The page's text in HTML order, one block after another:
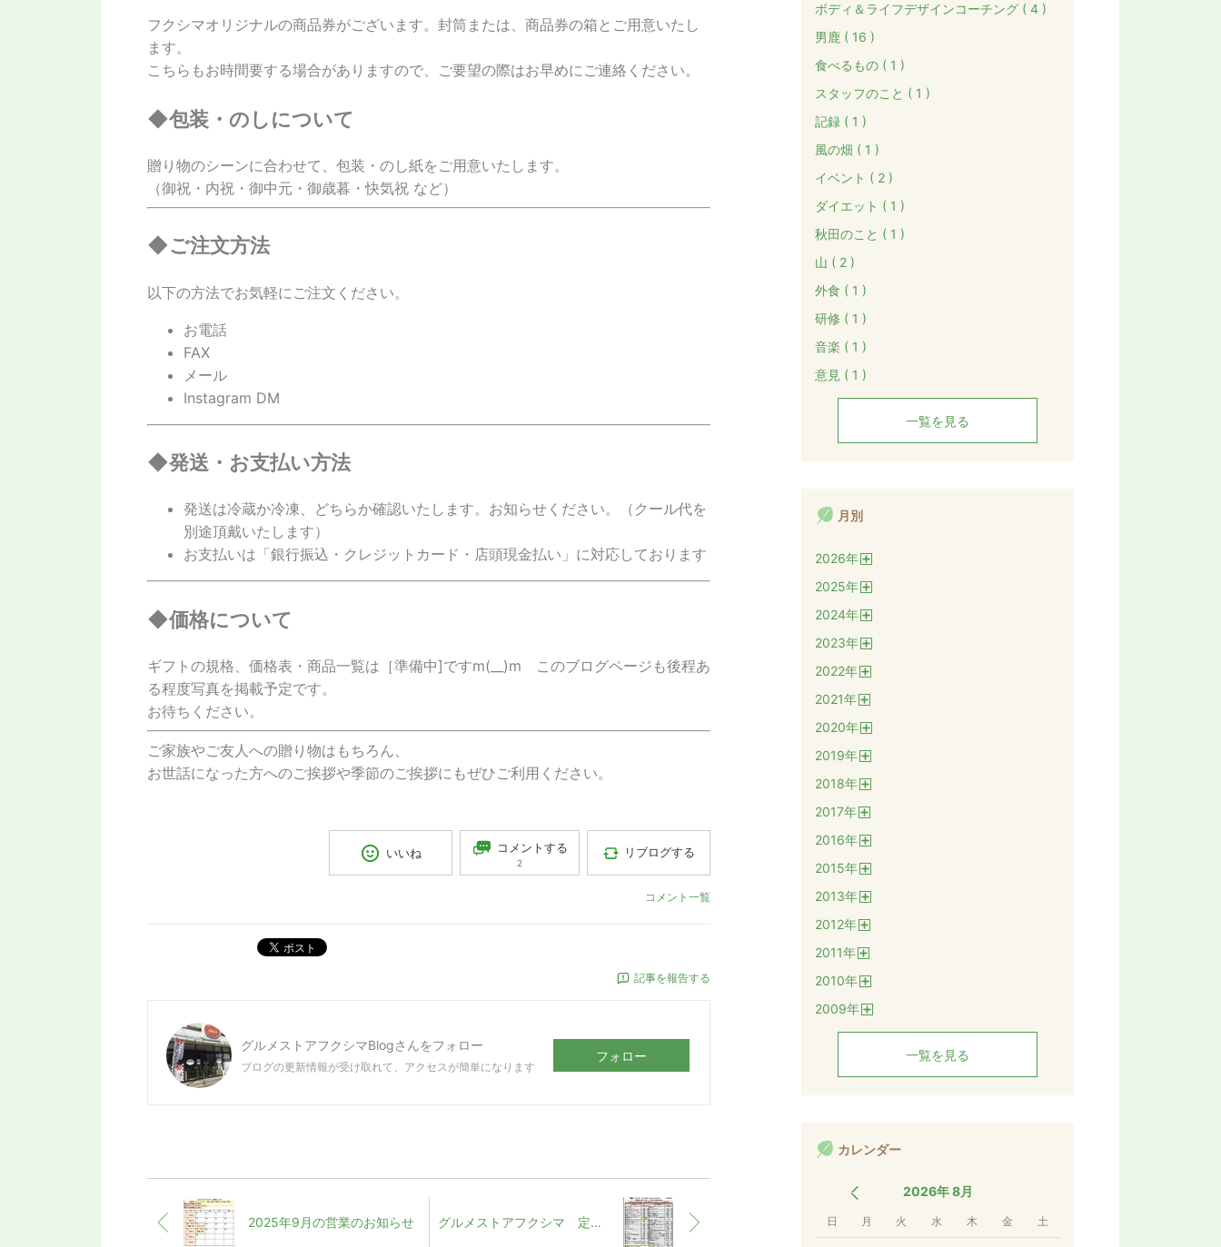
フクシマオリジナルの商品券がございます。封筒または、商品券の箱とご用意いたし
ます。
こちらもお時間要する場合がありますので、ご要望の際はお早めにご連絡ください。
◆包装・のしについて
贈り物のシーンに合わせて、包装・のし紙をご用意いたします。
（御祝・内祝・御中元・御歳暮・快気祝 など）
◆ご注文方法
以下の方法でお気軽にご注文ください。
お電話
FAX
メール
Instagram DM
◆発送・お支払い方法
発送は冷蔵か冷凍、どちらか確認いたします。お知らせください。（クール代を
別途頂戴いたします）
お支払いは「銀行振込・クレジットカード・店頭現金払い」に対応しております
◆価格について
ギフトの規格、価格表・商品一覧は［準備中]ですm(__)m このブログページも後程あ
る程度写真を掲載予定です。
お待ちください。
ご家族やご友人への贈り物はもちろん、
お世話になった方へのご挨拶や季節のご挨拶にもぜひご利用ください。
いいね コメントする
2
リブログする
コメント一覧
ポスト
記事を報告する
グルメストアフクシマBlogさんをフォロー
ブログの更新情報が受け取れて、アクセスが簡単になります
フォロー
2025年9月の営業のお知らせ グルメストアフクシマ 定番メニューです
ボディ＆ライフデザインコーチング ( 4 )
男鹿 ( 16 )
食べるもの ( 1 )
スタッフのこと ( 1 )
記録 ( 1 )
風の畑 ( 1 )
イベント ( 2 )
ダイエット ( 1 )
秋田のこと ( 1 )
山 ( 2 )
外食 ( 1 )
研修 ( 1 )
音楽 ( 1 )
意見 ( 1 )
一覧を見る
月別
2026年
2025年
2024年
2023年
2022年
2021年
2020年
2019年
2018年
2017年
2016年
2015年
2013年
2012年
2011年
2010年
2009年
一覧を見る
カレンダー
2026年 8月
日 月 火 水 木 金 土